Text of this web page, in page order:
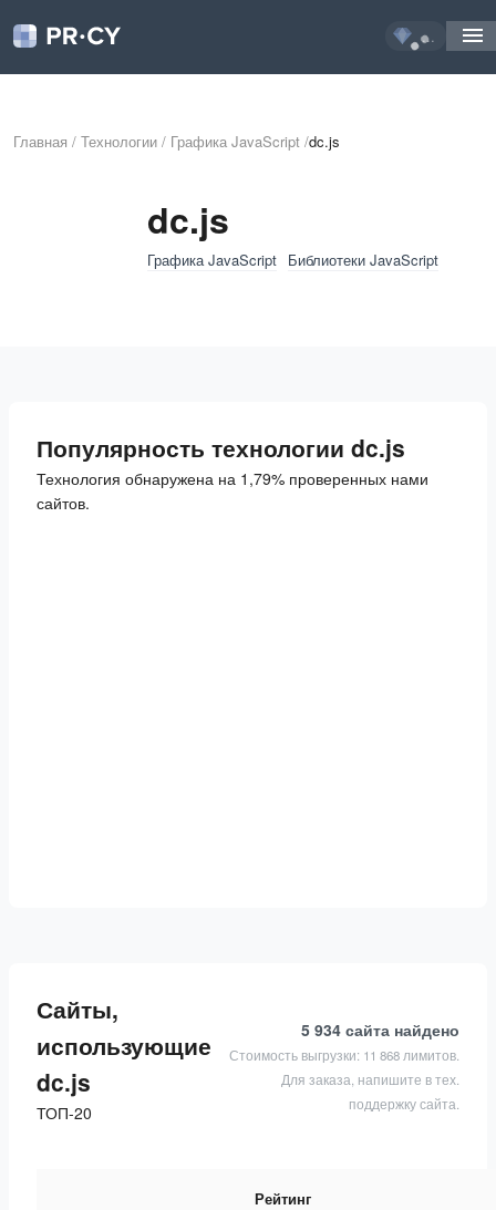
...
Главная / Технологии / Графика JavaScript /dc.js
dc.js
Графика JavaScript Библиотеки JavaScript
Популярность технологии dc.js
Технология обнаружена на 1,79% проверенных нами
сайтов.
Сайты,
использующие
dc.js
ТОП-20
5 934 сайта найдено
Стоимость выгрузки: 11 868 лимитов.
Для заказа, напишите в тех.
поддержку сайта.
Рейтинг